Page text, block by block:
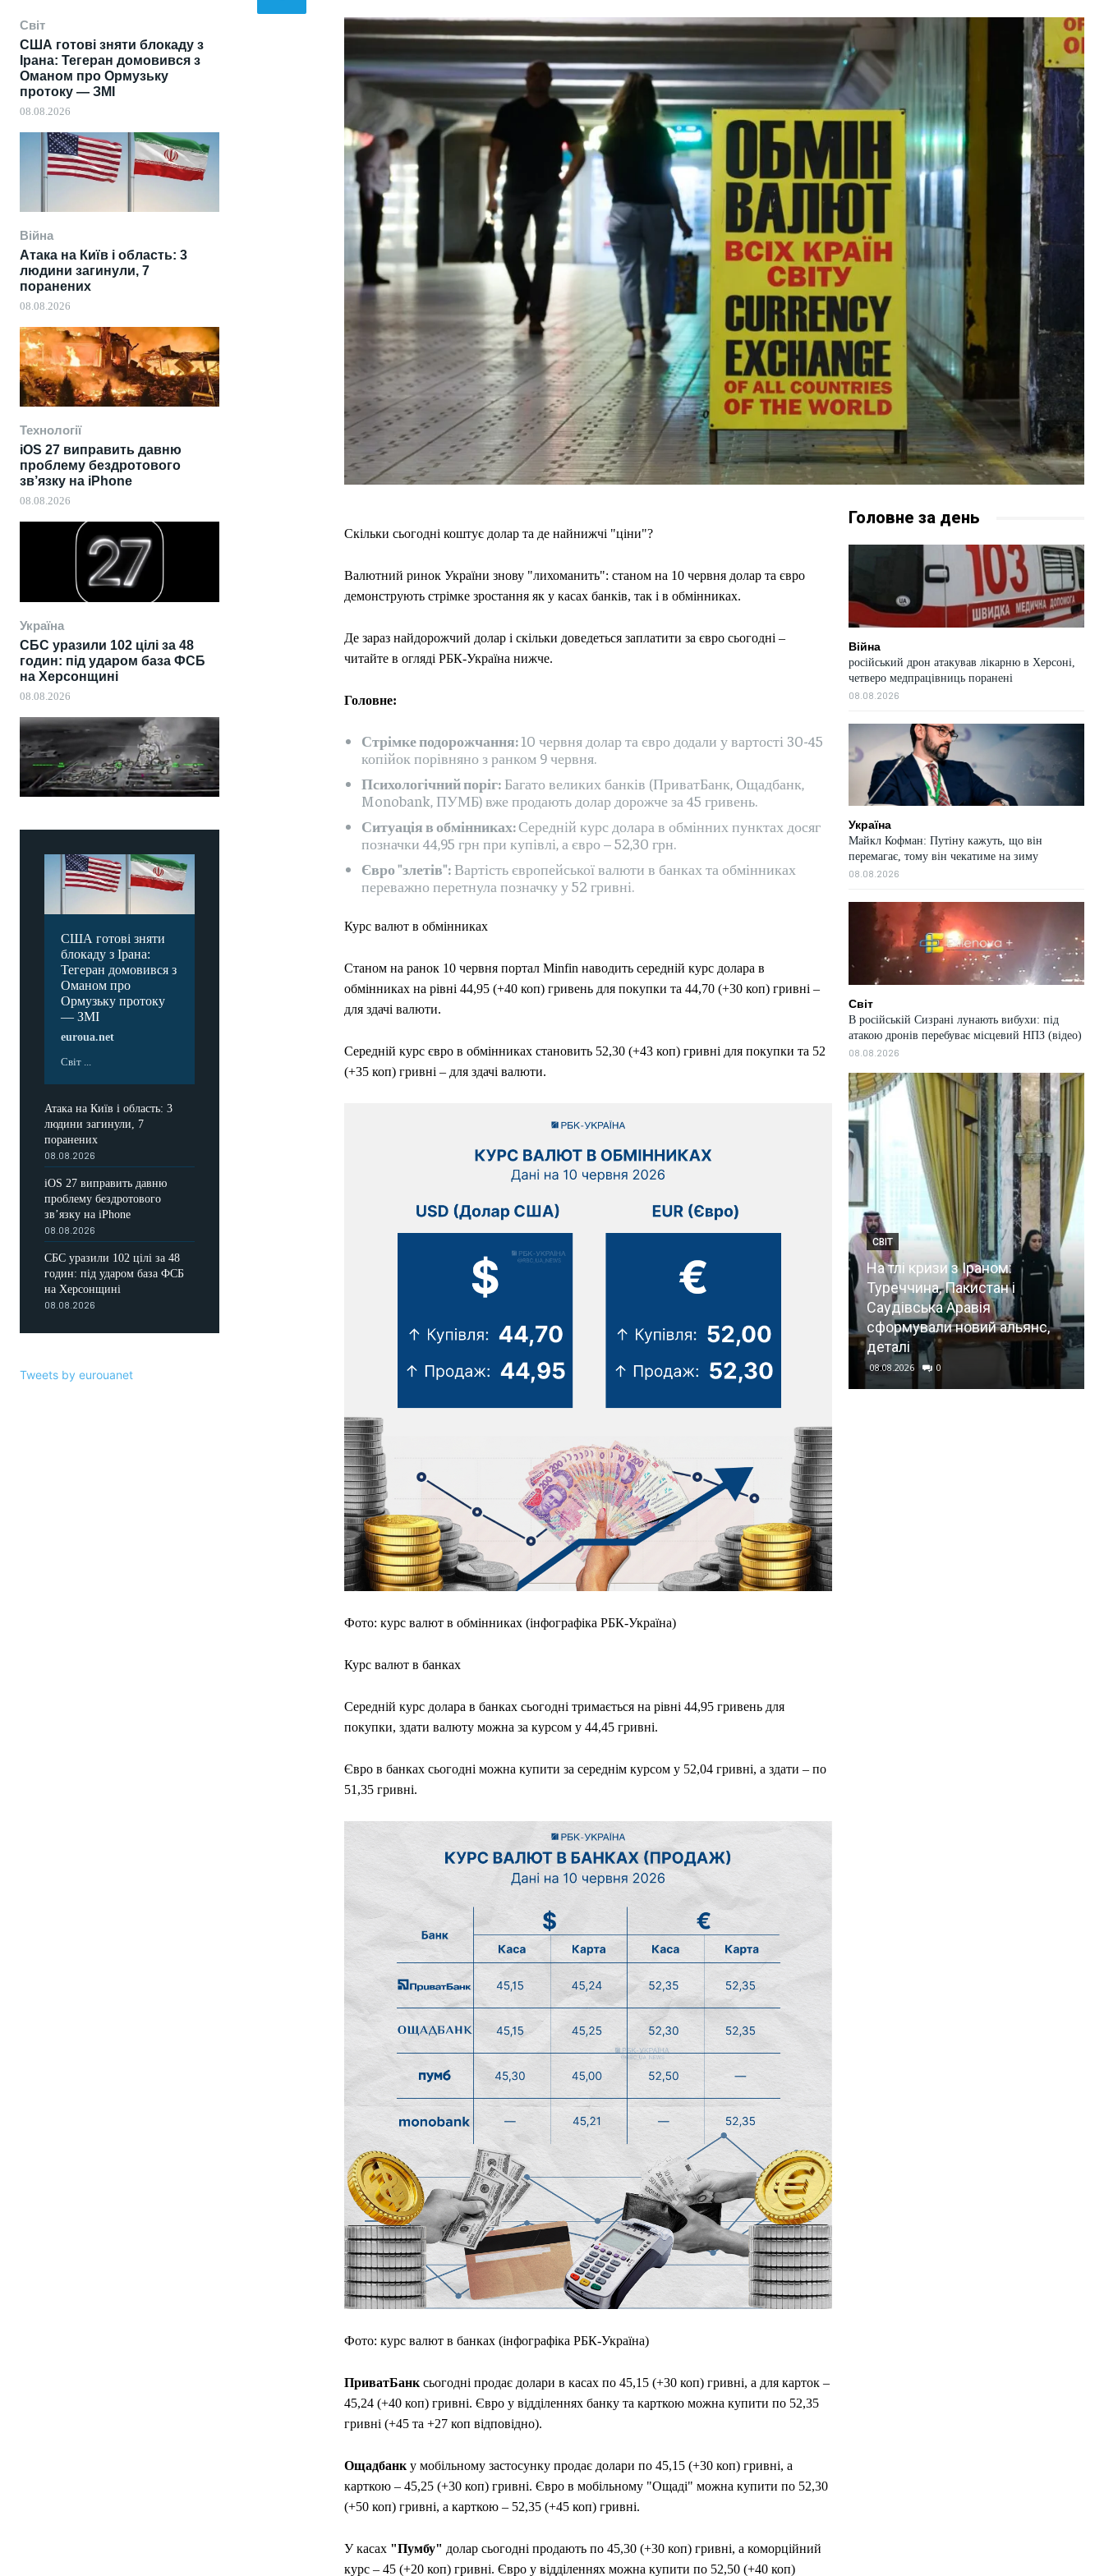
Світ
США готові зняти блокаду з
Ірана: Тегеран домовився з
Оманом про Ормузьку
протоку — ЗМІ
08.08.2026
Війна
Атака на Київ і область: 3
людини загинули, 7
поранених
08.08.2026
Технології
iOS 27 виправить давню
проблему бездротового
зв’язку на iPhone
08.08.2026
Україна
СБС уразили 102 цілі за 48
годин: під ударом база ФСБ
на Херсонщині
08.08.2026
США готові зняти
блокаду з Ірана:
Тегеран домовився з
Оманом про
Ормузьку протоку
— ЗМІ
euroua.net
Світ ...
Атака на Київ і область: 3
людини загинули, 7
поранених
08.08.2026
iOS 27 виправить давню
проблему бездротового
зв’язку на iPhone
08.08.2026
СБС уразили 102 цілі за 48
годин: під ударом база ФСБ
на Херсонщині
08.08.2026
Tweets by eurouanet
Скільки сьогодні коштує долар та де найнижчі "ціни"?
Валютний ринок України знову "лихоманить": станом на 10 червня долар та євро
демонструють стрімке зростання як у касах банків, так і в обмінниках.
Де зараз найдорожчий долар і скільки доведеться заплатити за євро сьогодні –
читайте в огляді РБК-Україна нижче.
Головне:
Стрімке подорожчання:10 червня долар та євро додали у вартості 30-45
копійок порівняно з ранком 9 червня.
Психологічний поріг:Багато великих банків (ПриватБанк, Ощадбанк,
Monobank, ПУМБ) вже продають долар дорожче за 45 гривень.
Ситуація в обмінниках:Середній курс долара в обмінних пунктах досяг
позначки 44,95 грн при купівлі, а євро – 52,30 грн.
Євро "злетів":Вартість європейської валюти в банках та обмінниках
переважно перетнула позначку у 52 гривні.
Курс валют в обмінниках
Станом на ранок 10 червня портал Minfin наводить середній курс долара в
обмінниках на рівні 44,95 (+40 коп) гривень для покупки та 44,70 (+30 коп) гривні –
для здачі валюти.
Середній курс євро в обмінниках становить 52,30 (+43 коп) гривні для покупки та 52
(+35 коп) гривні – для здачі валюти.
Фото: курс валют в обмінниках (інфографіка РБК-Україна)
Курс валют в банках
Середній курс долара в банках сьогодні тримається на рівні 44,95 гривень для
покупки, здати валюту можна за курсом у 44,45 гривні.
Євро в банках сьогодні можна купити за середнім курсом у 52,04 гривні, а здати – по
51,35 гривні.
Фото: курс валют в банках (інфографіка РБК-Україна)
ПриватБанксьогодні продає долари в касах по 45,15 (+30 коп) гривні, а для карток –
45,24 (+40 коп) гривні. Євро у відділеннях банку та карткою можна купити по 52,35
гривні (+45 та +27 коп відповідно).
Ощадбанку мобільному застосунку продає долари по 45,15 (+30 коп) гривні, а
карткою – 45,25 (+30 коп) гривні. Євро в мобільному "Ощаді" можна купити по 52,30
(+50 коп) гривні, а карткою – 52,35 (+45 коп) гривні.
У касах"Пумбу" долар сьогодні продають по 45,30 (+30 коп) гривні, а коморційний
курс – 45 (+20 коп) гривні. Євро у відділеннях можна купити по 52,50 (+40 коп)
Головне за день
Війна
російський дрон атакував лікарню в Херсоні,
четверо медпрацівниць поранені
08.08.2026
Україна
Майкл Кофман: Путіну кажуть, що він
перемагає, тому він чекатиме на зиму
08.08.2026
Світ
В російській Сизрані лунають вибухи: під
атакою дронів перебуває місцевий НПЗ (відео)
08.08.2026
На тлі кризи з Іраном:
Туреччина, Пакистан і
сформували новий альянс,
деталі
08.08.2026 0
СВІТ
Показуха для диктатора:
Кремль “вирішує” паливну
кризу на догоду Путіна — Le
Monde
08.08.2026
УКРАЇНА
Вашингтона зависли, а
Москва посилила удари
08.08.2026